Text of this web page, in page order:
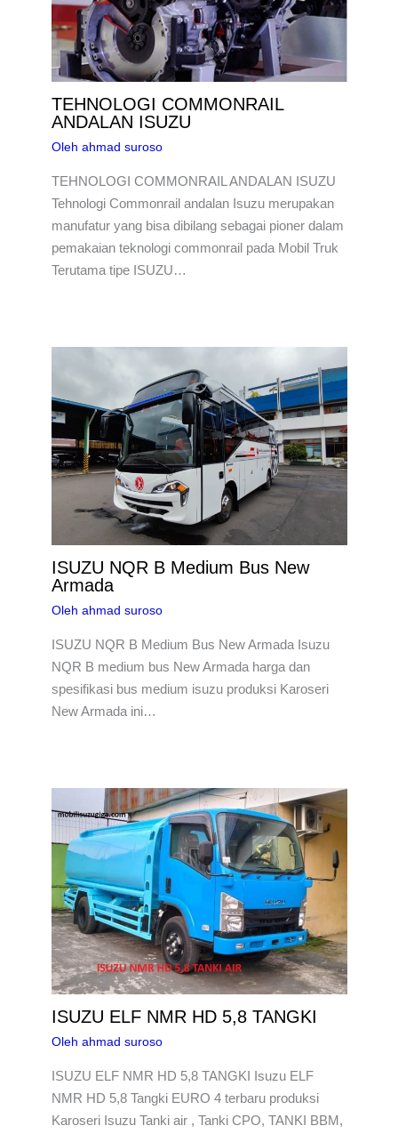
TEHNOLOGI COMMONRAIL
ANDALAN ISUZU
Oleh ahmad suroso
TEHNOLOGI COMMONRAIL ANDALAN ISUZU
Tehnologi Commonrail andalan Isuzu merupakan
manufatur yang bisa dibilang sebagai pioner dalam
pemakaian teknologi commonrail pada Mobil Truk
Terutama tipe ISUZU…
ISUZU NQR B Medium Bus New
Armada
Oleh ahmad suroso
ISUZU NQR B Medium Bus New Armada Isuzu
NQR B medium bus New Armada harga dan
spesifikasi bus medium isuzu produksi Karoseri
New Armada ini…
ISUZU ELF NMR HD 5,8 TANGKI
Oleh ahmad suroso
ISUZU ELF NMR HD 5,8 TANGKI Isuzu ELF
NMR HD 5,8 Tangki EURO 4 terbaru produksi
Karoseri Isuzu Tanki air , Tanki CPO, TANKI BBM,